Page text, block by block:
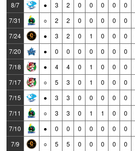
8/7 ● 3 2 0 0 0 0 0
7/31
○ 2 2 0 0 0 0 0
7/24
● 3 2 0 1 0 0 0
7/20
● 0 0 0 0 0 0 0
7/18
● 4 4 0 1 0 0 0
7/17
○ 5 3 0 1 0 0 0
7/15
● 3 3 0 0 0 0 0
7/11
○ 3 3 0 1 1 0 0
7/10
● 0 0 0 0 0 0 0
7/9
○ 5 5 0 0 0 0 0